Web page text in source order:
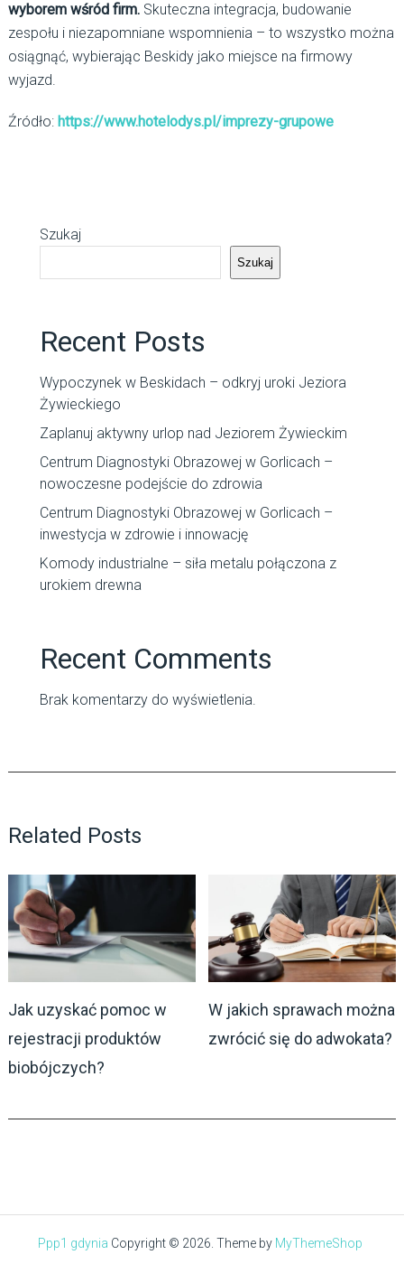
wyborem wśród firm.Skuteczna integracja, budowanie
zespołu i niezapomniane wspomnienia – to wszystko można
osiągnąć, wybierając Beskidy jako miejsce na firmowy
wyjazd.
Źródło: https://www.hotelodys.pl/imprezy-grupowe
Szukaj
Szukaj
Recent Posts
Wypoczynek w Beskidach – odkryj uroki Jeziora
Żywieckiego
Zaplanuj aktywny urlop nad Jeziorem Żywieckim
Centrum Diagnostyki Obrazowej w Gorlicach –
nowoczesne podejście do zdrowia
Centrum Diagnostyki Obrazowej w Gorlicach –
inwestycja w zdrowie i innowację
Komody industrialne – siła metalu połączona z
urokiem drewna
Recent Comments
Brak komentarzy do wyświetlenia.
Related Posts
Jak uzyskać pomoc w
rejestracji produktów
biobójczych?
W jakich sprawach można
zwrócić się do adwokata?
Ppp1 gdynia Copyright © 2026. Theme by MyThemeShop